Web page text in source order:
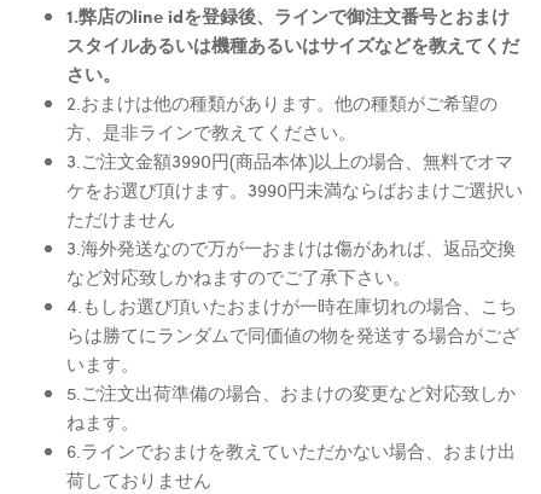
1.弊店のline idを登録後、ラインで御注文番号とおまけ
スタイルあるいは機種あるいはサイズなどを教えてくだ
さい。
2.おまけは他の種類があります。他の種類がご希望の
方、是非ラインで教えてください。
3.ご注文金額3990円(商品本体)以上の場合、無料でオマ
ケをお選び頂けます。3990円未満ならばおまけご選択い
ただけません
3.海外発送なので万が一おまけは傷があれば、返品交換
など対応致しかねますのでご了承下さい。
4.もしお選び頂いたおまけが一時在庫切れの場合、こち
らは勝てにランダムで同価値の物を発送する場合がござ
います。
5.ご注文出荷準備の場合、おまけの変更など対応致しか
ねます。
6.ラインでおまけを教えていただかない場合、おまけ出
荷しておりません